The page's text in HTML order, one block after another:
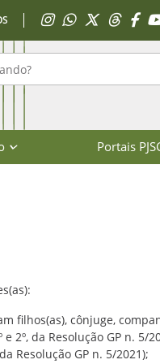
Acessar Instagram
Acessar WhatsApp
Acessar X
Acessar
Portais
filhos(as), cônjuge,
2º, da Resolução GP n. 5/
Resolução GP n. 5/2021);